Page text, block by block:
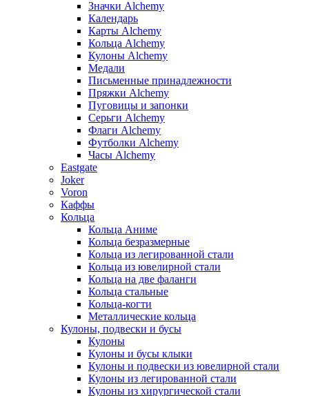
Значки Alchemy
Календарь
Карты Alchemy
Кольца Alchemy
Кулоны Alchemy
Медали
Письменные принадлежности
Пряжки Alchemy
Пуговицы и запонки
Серьги Alchemy
Флаги Alchemy
Футболки Alchemy
Часы Alchemy
Eastgate
Joker
Voron
Каффы
Кольца
Кольца Аниме
Кольца безразмерные
Кольца из легированной стали
Кольца из ювелирной стали
Кольца на две фаланги
Кольца стальные
Кольца-когти
Металлические кольца
Кулоны, подвески и бусы
Кулоны
Кулоны и бусы клыки
Кулоны и подвески из ювелирной стали
Кулоны из легированной стали
Кулоны из хирургической стали